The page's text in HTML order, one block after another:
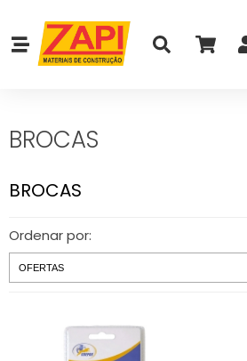
BROCAS
BROCAS
Ordenar por: